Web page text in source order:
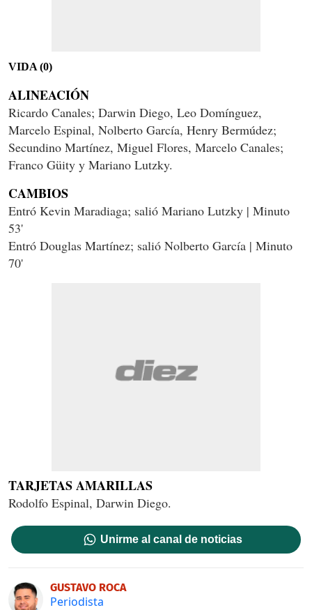
VIDA (0)
ALINEACIÓN
Ricardo Canales; Darwin Diego, Leo Domínguez,
Marcelo Espinal, Nolberto García, Henry Bermúdez;
Secundino Martínez, Miguel Flores, Marcelo Canales;
Franco Güity y Mariano Lutzky.
CAMBIOS
Entró Kevin Maradiaga; salió Mariano Lutzky | Minuto
53'
Entró Douglas Martínez; salió Nolberto García | Minuto
70'
TARJETAS AMARILLAS
Rodolfo Espinal, Darwin Diego.
Unirme al canal de noticias
GUSTAVO ROCA
Periodista